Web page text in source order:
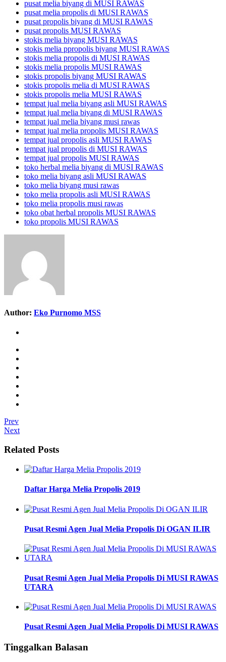
pusat melia biyang di MUSI RAWAS
pusat melia propolis di MUSI RAWAS
pusat propolis biyang di MUSI RAWAS
pusat propolis MUSI RAWAS
stokis melia biyang MUSI RAWAS
stokis melia ppropolis biyang MUSI RAWAS
stokis melia propolis di MUSI RAWAS
stokis melia propolis MUSI RAWAS
stokis propolis biyang MUSI RAWAS
stokis propolis melia di MUSI RAWAS
stokis propolis melia MUSI RAWAS
tempat jual melia biyang asli MUSI RAWAS
tempat jual melia biyang di MUSI RAWAS
tempat jual melia biyang musi rawas
tempat jual melia propolis MUSI RAWAS
tempat jual propolis asli MUSI RAWAS
tempat jual propolis di MUSI RAWAS
tempat jual propolis MUSI RAWAS
toko herbal melia biyang di MUSI RAWAS
toko melia biyang asli MUSI RAWAS
toko melia biyang musi rawas
toko melia propolis asli MUSI RAWAS
toko melia propolis musi rawas
toko obat herbal propolis MUSI RAWAS
toko propolis MUSI RAWAS
Author: Eko Purnomo MSS
Prev
Next
Related Posts
Daftar Harga Melia Propolis 2019
Pusat Resmi Agen Jual Melia Propolis Di OGAN ILIR
Pusat Resmi Agen Jual Melia Propolis Di MUSI RAWAS
UTARA
Pusat Resmi Agen Jual Melia Propolis Di MUSI RAWAS
Tinggalkan Balasan